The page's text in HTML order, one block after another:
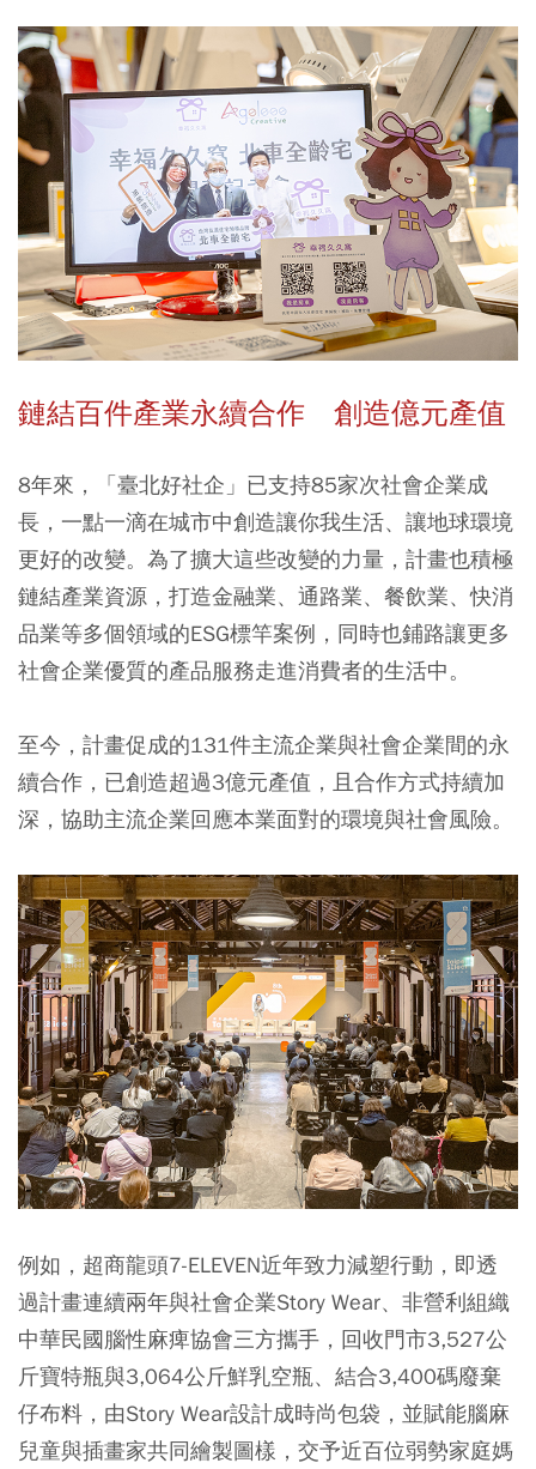
鏈結百件產業永續合作 創造億元產值
8年來，「臺北好社企」已支持85家次社會企業成
長，一點一滴在城市中創造讓你我生活、讓地球環境
更好的改變。為了擴大這些改變的力量，計畫也積極
鏈結產業資源，打造金融業、通路業、餐飲業、快消
品業等多個領域的ESG標竿案例，同時也鋪路讓更多
社會企業優質的產品服務走進消費者的生活中。
至今，計畫促成的131件主流企業與社會企業間的永
續合作，已創造超過3億元產值，且合作方式持續加
深，協助主流企業回應本業面對的環境與社會風險。
例如，超商龍頭7-ELEVEN近年致力減塑行動，即透
過計畫連續兩年與社會企業Story Wear、非營利組織
中華民國腦性麻痺協會三方攜手，回收門市3,527公
斤寶特瓶與3,064公斤鮮乳空瓶、結合3,400碼廢棄
仔布料，由Story Wear設計成時尚包袋，並賦能腦麻
兒童與插畫家共同繪製圖樣，交予近百位弱勢家庭媽